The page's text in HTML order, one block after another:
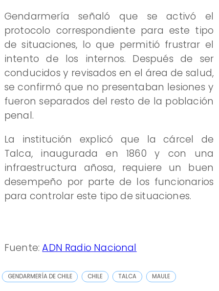
Gendarmería señaló que se activó el
protocolo correspondiente para este tipo
de situaciones, lo que permitió frustrar el
intento de los internos. Después de ser
conducidos y revisados en el área de salud,
se confirmó que no presentaban lesiones y
fueron separados del resto de la población
penal.
La institución explicó que la cárcel de
Talca, inaugurada en 1860 y con una
infraestructura añosa, requiere un buen
desempeño por parte de los funcionarios
para controlar este tipo de situaciones.
Fuente:ADN Radio Nacional
GENDARMERÍA DE CHILE CHILE TALCA MAULE